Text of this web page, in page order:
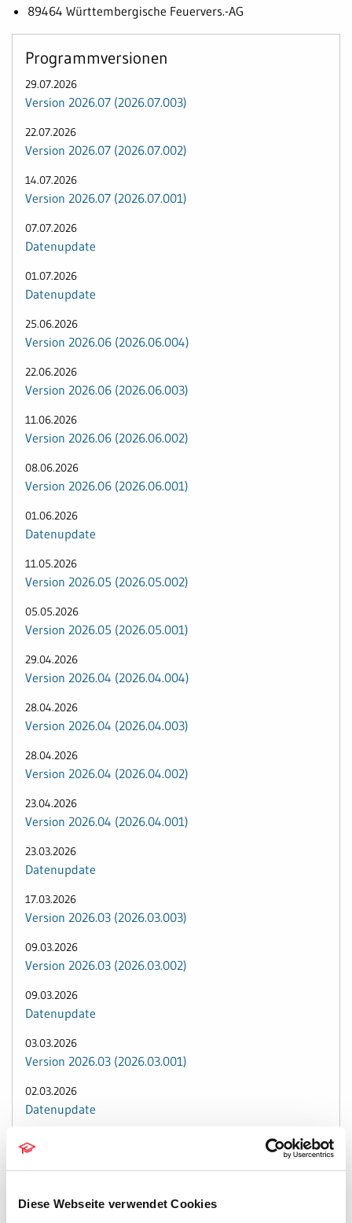
Diese Webseite verwendet Cookies
89464 Württembergische Feuervers.-AG
Programmversionen
29.07.2026
Version 2026.07 (2026.07.003)
22.07.2026
Version 2026.07 (2026.07.002)
14.07.2026
Version 2026.07 (2026.07.001)
07.07.2026
Datenupdate
01.07.2026
Datenupdate
25.06.2026
Version 2026.06 (2026.06.004)
22.06.2026
Version 2026.06 (2026.06.003)
11.06.2026
Version 2026.06 (2026.06.002)
08.06.2026
Version 2026.06 (2026.06.001)
01.06.2026
Datenupdate
11.05.2026
Version 2026.05 (2026.05.002)
05.05.2026
Version 2026.05 (2026.05.001)
29.04.2026
Version 2026.04 (2026.04.004)
28.04.2026
Version 2026.04 (2026.04.003)
28.04.2026
Version 2026.04 (2026.04.002)
23.04.2026
Version 2026.04 (2026.04.001)
23.03.2026
Datenupdate
17.03.2026
Version 2026.03 (2026.03.003)
09.03.2026
Version 2026.03 (2026.03.002)
09.03.2026
Datenupdate
03.03.2026
Version 2026.03 (2026.03.001)
02.03.2026
Datenupdate
26.02.2026
Version 2026.02 (2026.02.002)
Version 2026.02 (2026.02.001)